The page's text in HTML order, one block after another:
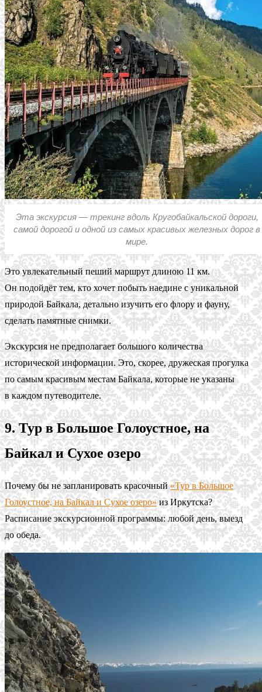
Эта экскурсия — трекинг вдоль Кругобайкальской дороги,
самой дорогой и одной из самых красивых железных дорог в
мире.
Это увлекательный пеший маршрут длиною 11 км.
Он подойдёт тем, кто хочет побыть наедине с уникальной
природой Байкала, детально изучить его флору и фауну,
сделать памятные снимки.
Экскурсия не предполагает большого количества
исторической информации. Это, скорее, дружеская прогулка
по самым красивым местам Байкала, которые не указаны
в каждом путеводителе.
9. Тур в Большое Голоустное, на
Байкал и Сухое озеро
Почему бы не запланировать красочный«Тур в Большое
Голоустное, на Байкал и Сухое озеро»из Иркутска?
Расписание экскурсионной программы: любой день, выезд
до обеда.